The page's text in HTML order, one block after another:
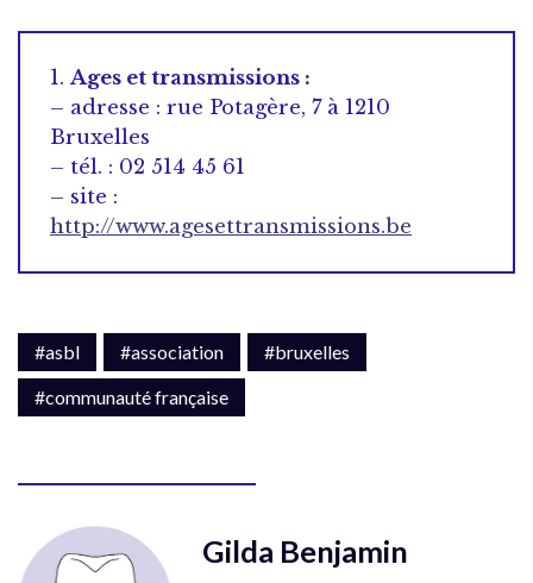
1.Ages et transmissions :
– adresse : rue Potagère, 7 à 1210
Bruxelles
– tél. : 02 514 45 61
– site :
http://www.agesettransmissions.be
#asbl #association
#bruxelles
#communauté française
Gilda Benjamin